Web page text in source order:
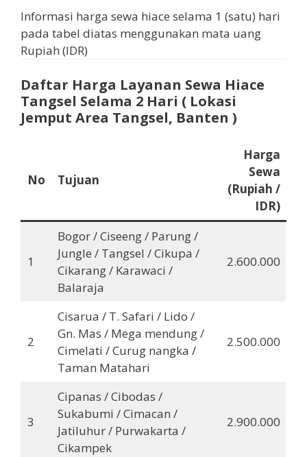
Informasi harga sewa hiace selama 1 (satu) hari
pada tabel diatas menggunakan mata uang
Rupiah (IDR)
Daftar Harga Layanan Sewa Hiace
Tangsel Selama 2 Hari ( Lokasi
Jemput Area Tangsel, Banten )
No Tujuan
Harga
Sewa
(Rupiah /
IDR)
1
Bogor / Ciseeng / Parung /
Jungle / Tangsel / Cikupa /
Cikarang / Karawaci /
Balaraja
2.600.000
2
Cisarua / T. Safari / Lido /
Gn. Mas / Mega mendung /
Cimelati / Curug nangka /
Taman Matahari
2.500.000
3
Cipanas / Cibodas /
Sukabumi / Cimacan /
Jatiluhur / Purwakarta /
Cikampek
2.900.000